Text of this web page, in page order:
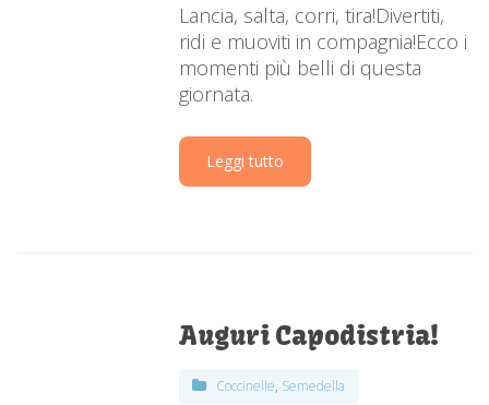
Lancia, salta, corri, tira!Divertiti,
ridi e muoviti in compagnia!Ecco i
momenti più belli di questa
giornata.
Leggi tutto
Auguri Capodistria!
Coccinelle, Semedella